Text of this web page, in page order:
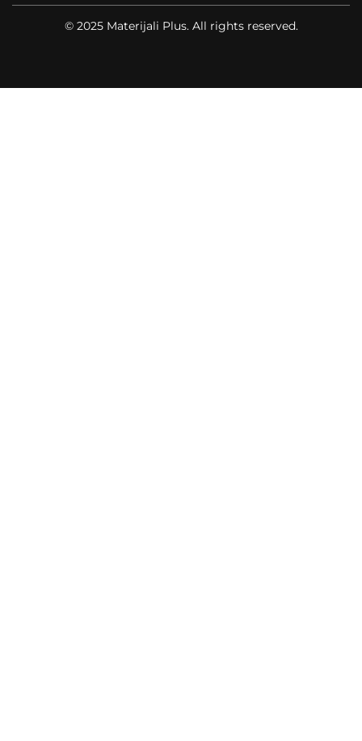
© 2025 Materijali Plus. All rights reserved.